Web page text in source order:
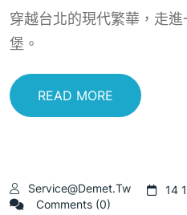
穿越台北的現代繁華，走
堡。
READ MORE
Service@demet.tw
14
Comments (0)